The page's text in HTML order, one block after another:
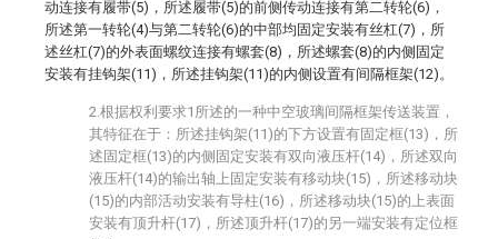
动连接有履带(5)，所述履带(5)的前侧传动连接有第二转轮(6)，
所述第一转轮(4)与第二转轮(6)的中部均固定安装有丝杠(7)，所
述丝杠(7)的外表面螺纹连接有螺套(8)，所述螺套(8)的内侧固定
安装有挂钩架(11)，所述挂钩架(11)的内侧设置有间隔框架(12)。
2.根据权利要求1所述的一种中空玻璃间隔框架传送装置，
其特征在于：所述挂钩架(11)的下方设置有固定框(13)，所
述固定框(13)的内侧固定安装有双向液压杆(14)，所述双向
液压杆(14)的输出轴上固定安装有移动块(15)，所述移动块
(15)的内部活动安装有导柱(16)，所述移动块(15)的上表面
安装有顶升杆(17)，所述顶升杆(17)的另一端安装有定位框